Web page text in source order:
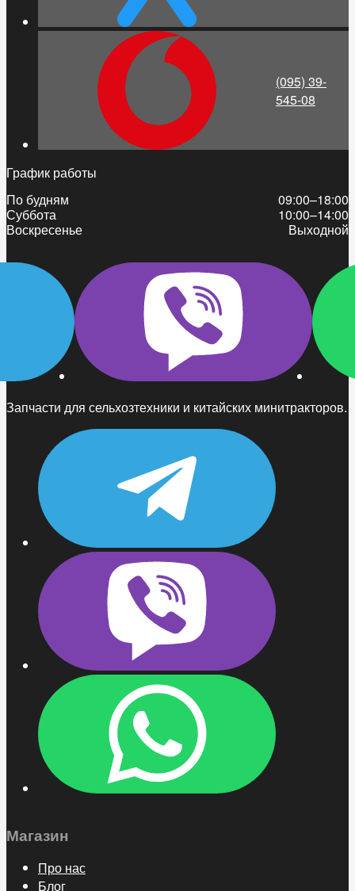
Запчасти для сельхозтехники и китайских минитракторов.
Магазин
Про нас
Блог
(095) 39-
545-08
График работы
По будням
09:00–18:00
Суббота
10:00–14:00
Воскресенье
Выходной